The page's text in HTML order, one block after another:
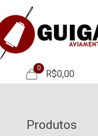
0
R$0,00
Produtos